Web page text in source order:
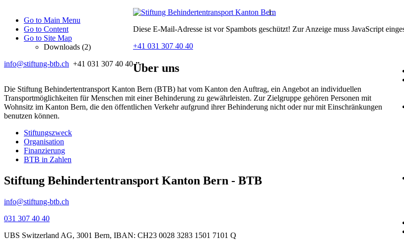
Go to Main Menu
Go to Content
Go to Site Map
Downloads (2)
info@stiftung-btb.ch +41 031 307 40 40
Diese E-Mail-Adresse ist vor Spambots geschützt! Zur Anzeige muss JavaScript
+41 031 307 40 40
Über uns
Die Stiftung Behindertentransport Kanton Bern (BTB) hat vom Kanton den Auftrag, ein Angebot an individuellen
Transportmöglichkeiten für Menschen mit einer Behinderung zu gewährleisten. Zur Zielgruppe gehören Personen mit
Wohnsitz im Kanton Bern, die den öffentlichen Verkehr aufgrund ihrer Behinderung nicht oder nur mit Einschränkungen
benutzen können.
Stiftungszweck
Organisation
Finanzierung
BTB in Zahlen
Stiftung Behindertentransport Kanton Bern - BTB
info@stiftung-btb.ch
031 307 40 40
UBS Switzerland AG, 3001 Bern, IBAN: CH23 0028 3283 1501 7101 Q